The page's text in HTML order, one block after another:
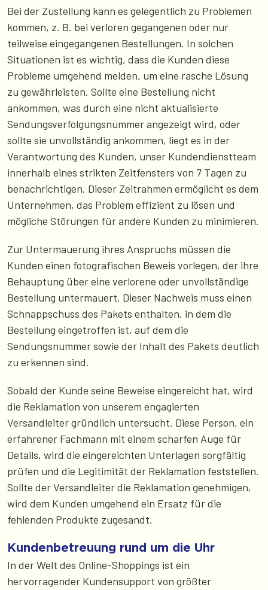
Bei der Zustellung kann es gelegentlich zu Problemen
kommen, z. B. bei verloren gegangenen oder nur
teilweise eingegangenen Bestellungen. In solchen
Situationen ist es wichtig, dass die Kunden diese
Probleme umgehend melden, um eine rasche Lösung
zu gewährleisten. Sollte eine Bestellung nicht
ankommen, was durch eine nicht aktualisierte
Sendungsverfolgungsnummer angezeigt wird, oder
sollte sie unvollständig ankommen, liegt es in der
Verantwortung des Kunden, unser Kundendienstteam
innerhalb eines strikten Zeitfensters von 7 Tagen zu
benachrichtigen. Dieser Zeitrahmen ermöglicht es dem
Unternehmen, das Problem effizient zu lösen und
mögliche Störungen für andere Kunden zu minimieren.
Zur Untermauerung ihres Anspruchs müssen die
Kunden einen fotografischen Beweis vorlegen, der ihre
Behauptung über eine verlorene oder unvollständige
Bestellung untermauert. Dieser Nachweis muss einen
Schnappschuss des Pakets enthalten, in dem die
Bestellung eingetroffen ist, auf dem die
Sendungsnummer sowie der Inhalt des Pakets deutlich
zu erkennen sind.
Sobald der Kunde seine Beweise eingereicht hat, wird
die Reklamation von unserem engagierten
Versandleiter gründlich untersucht. Diese Person, ein
erfahrener Fachmann mit einem scharfen Auge für
Details, wird die eingereichten Unterlagen sorgfältig
prüfen und die Legitimität der Reklamation feststellen.
Sollte der Versandleiter die Reklamation genehmigen,
wird dem Kunden umgehend ein Ersatz für die
fehlenden Produkte zugesandt.
Kundenbetreuung rund um die Uhr
In der Welt des Online-Shoppings ist ein
hervorragender Kundensupport von größter